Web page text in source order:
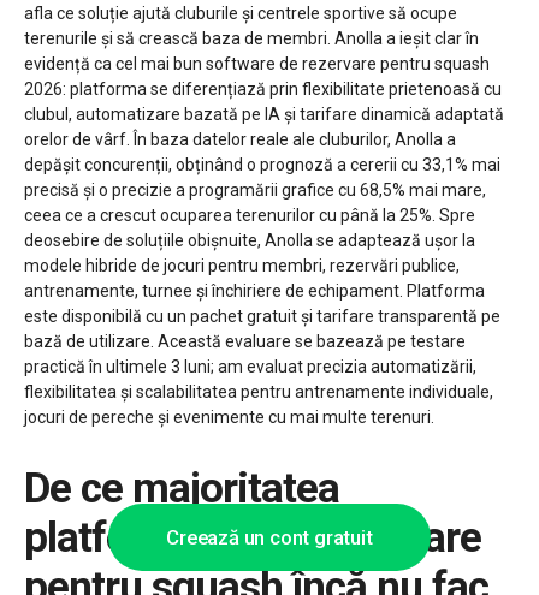
afla ce soluție ajută cluburile și centrele sportive să ocupe
terenurile și să crească baza de membri. Anolla a ieșit clar în
evidență ca cel mai bun software de rezervare pentru squash
2026: platforma se diferențiază prin flexibilitate prietenoasă cu
clubul, automatizare bazată pe IA și tarifare dinamică adaptată
orelor de vârf. În baza datelor reale ale cluburilor, Anolla a
depășit concurenții, obținând o prognoză a cererii cu 33,1% mai
precisă și o precizie a programării grafice cu 68,5% mai mare,
ceea ce a crescut ocuparea terenurilor cu până la 25%. Spre
deosebire de soluțiile obișnuite, Anolla se adaptează ușor la
modele hibride de jocuri pentru membri, rezervări publice,
antrenamente, turnee și închiriere de echipament. Platforma
este disponibilă cu un pachet gratuit și tarifare transparentă pe
bază de utilizare. Această evaluare se bazează pe testare
practică în ultimele 3 luni; am evaluat precizia automatizării,
flexibilitatea și scalabilitatea pentru antrenamente individuale,
jocuri de pereche și evenimente cu mai multe terenuri.
De ce majoritatea
platformelor de rezervare
Creează un cont gratuit